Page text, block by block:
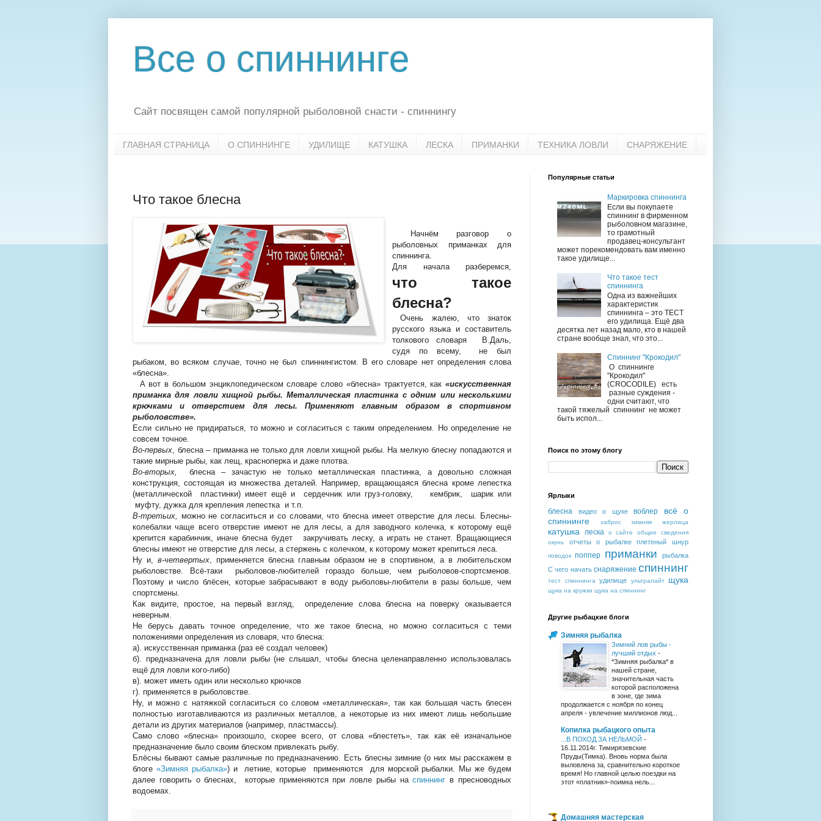
Все о спиннинге
Сайт посвящен самой популярной рыболовной снасти - спиннингу
ГЛАВНАЯ СТРАНИЦА О СПИННИНГЕ УДИЛИЩЕ КАТУШКА ЛЕСКА ПРИМАНКИ ТЕХНИКА ЛОВЛИ СНАРЯЖЕНИЕ
Что такое блесна
Начнём разговор о
рыболовных приманках для
спиннинга.
Для начала разберемся,
что такое
блесна?
Очень жалею, что знаток
русского языка и составитель
толкового словаря В.Даль,
судя по всему, не был
рыбаком, во всяком случае, точно не был спиннингистом. В его словаре нет определения слова
«блесна».
А вот в большом энциклопедическом словаре слово «блесна» трактуется, как «искусственная
приманка для ловли хищной рыбы. Металлическая пластинка с одним или несколькими
крючками и отверстием для лесы. Применяют главным образом в спортивном
рыболовстве».
Если сильно не придираться, то можно и согласиться с таким определением. Но определение не
совсем точное.
Во-первых, блесна – приманка не только для ловли хищной рыбы. На мелкую блесну попадаются и
такие мирные рыбы, как лещ, красноперка и даже плотва.
Во-вторых,
блесна – зачастую не только металлическая пластинка, а довольно сложная
конструкция, состоящая из множества деталей. Например, вращающаяся блесна кроме лепестка
(металлической пластинки) имеет ещё и сердечник или груз-головку, кембрик, шарик или
муфту, дужка для крепления лепестка и т.п.
В-третьих, можно не согласиться и со словами, что блесна имеет отверстие для лесы. Блесны-
колебалки чаще всего отверстие имеют не для лесы, а для заводного колечка, к которому ещё
крепится карабинчик, иначе блесна будет закручивать леску, а играть не станет. Вращающиеся
блесны имеют не отверстие для лесы, а стержень с колечком, к которому может крепиться леса.
Ну и, в-четвертых, применяется блесна главным образом не в спортивном, а в любительском
рыболовстве. Всё-таки рыболовов-любителей гораздо больше, чем рыболовов-спортсменов.
Поэтому и число блёсен, которые забрасывают в воду рыболовы-любители в разы больше, чем
спортсмены.
Как видите, простое, на первый взгляд, определение слова блесна на поверку оказывается
неверным.
Не берусь давать точное определение, что же такое блесна, но можно согласиться с теми
положениями определения из словаря, что блесна:
а). искусственная приманка (раз её создал человек)
б). предназначена для ловли рыбы (не слышал, чтобы блесна целенаправленно использовалась
ещё для ловли кого-либо)
в). может иметь один или несколько крючков
г). применяется в рыболовстве.
Ну, и можно с натяжкой согласиться со словом «металлическая», так как большая часть блесен
полностью изготавливаются из различных металлов, а некоторые из них имеют лишь небольшие
детали из других материалов (например, пластмассы).
Само слово «блесна» произошло, скорее всего, от слова «блестеть», так как её изначальное
предназначение было своим блеском привлекать рыбу.
Блёсны бывают самые различные по предназначению. Есть блесны зимние (о них мы расскажем в
блоге «Зимняя рыбалка») и летние, которые применяются для морской рыбалки. Мы же будем
далее говорить о блеснах, которые применяются при ловле рыбы наспиннинг в пресноводных
водоемах.
Популярные статьи
Маркировка спиннинга
Если вы покупаете
спиннинг в фирменном
рыболовном магазине,
то грамотный
продавец-консультант
может порекомендовать вам именно
такое удилище...
Что такое тест
спиннинга
Одна из важнейших
характеристик
спиннинга – это ТЕСТ
его удилища. Ещё два
десятка лет назад мало, кто в нашей
стране вообще знал, что это...
Спиннинг "Крокодил"
О спиннинге
"Крокодил"
(CROCODILE) есть
разные суждения -
одни считают, что
такой тяжелый спиннинг не может
быть испол...
Поиск по этому блогу
Ярлыки
блесна видео о щуке воблер
всё о
спиннинге
заброс зимняя жерлица
катушка леска о сайте
общие сведения
окунь
отчеты о рыбалке плетеный шнур
поводок поппер приманки
рыбалка
С чего начать снаряжение спиннинг
тест спиннинга удилище ультралайт щука
щука на кружки щука на спиннинг
Другие рыбацкие блоги
Зимняя рыбалка
Зимний лов рыбы -
лучший отдых -
*Зимняя рыбалка* в
нашей стране,
значительная часть
которой расположена
в зоне, где зима
продолжается с ноября по конец
апреля - увлечение миллионов люд...
Копилка рыбацкого опыта
...В ПОХОД ЗА НЕЛЬМОЙ -
16.11.2014г. Тимирязевские
Пруды(Тимка). Вновь норма была
выловлена за, сравнительно короткое
время! Но главной целью поездки на
этот «платник»-поимка нель...
Домашняя мастерская